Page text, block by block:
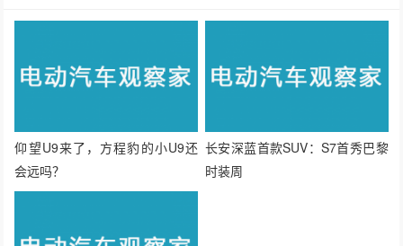
仰望U9来了，方程豹的小U9还
会远吗？
长安深蓝首款SUV：S7首秀巴黎
时装周